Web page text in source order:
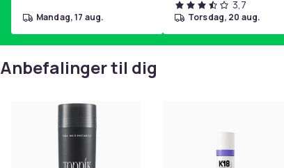
mandag, 17 aug.
3,7
torsdag, 20 aug.
Anbefalinger til dig